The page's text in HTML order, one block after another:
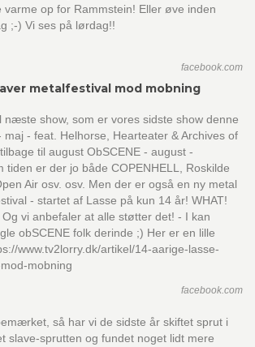
varme op for Rammstein! Eller øve inden
;-) Vi ses på lørdag!!
facebook.com
metalfestival mod mobning
næste show, som er vores sidste show denne
- feat. Helhorse, Hearteater & Archives of
til august ObSCENE - august -
er der jo både COPENHELL, Roskilde
Air osv. osv. Men der er også en ny metal
- startet af Lasse på kun 14 år! WHAT!
vi anbefaler at alle støtter det! - I kan
obSCENE folk derinde ;) Her er en lille
www.tv2lorry.dk/artikel/14-aarige-lasse-
mobning
facebook.com
så har vi de sidste år skiftet sprut i
slave-sprutten og fundet noget lidt mere